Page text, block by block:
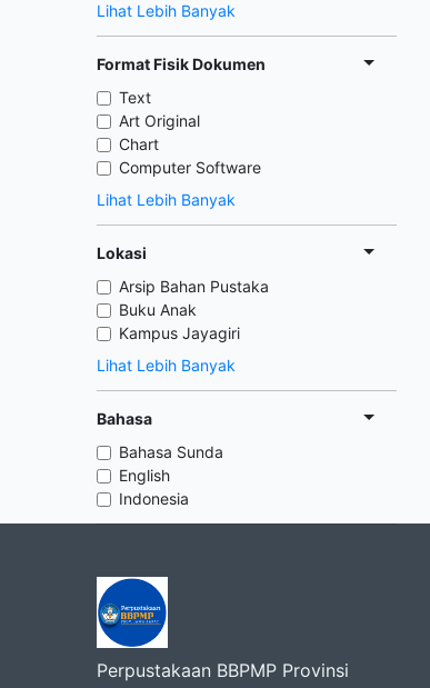
Lihat Lebih Banyak
Format Fisik Dokumen
Text
Art Original
Chart
Computer Software
Lihat Lebih Banyak
Lokasi
Arsip Bahan Pustaka
Buku Anak
Kampus Jayagiri
Lihat Lebih Banyak
Bahasa
Bahasa Sunda
English
Indonesia
Perpustakaan BBPMP Provinsi